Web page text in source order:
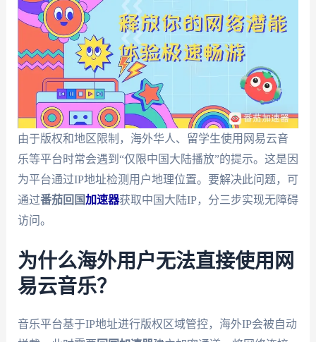
由于版权和地区限制，海外华人、留学生使用网易云音
乐等平台时常会遇到“仅限中国大陆播放”的提示。这是因
为平台通过IP地址检测用户地理位置。要解决此问题，可
通过番茄回国加速器获取中国大陆IP，分三步实现无障碍
访问。
为什么海外用户无法直接使用网
易云音乐？
音乐平台基于IP地址进行版权区域管控，海外IP会被自动